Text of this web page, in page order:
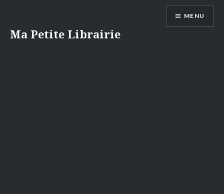
contenu
Ma Petite Librairie
MENU